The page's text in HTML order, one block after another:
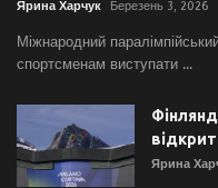
Ярина Харчук Березень 3, 2026
Міжнародний
спортсменам виступати ...
Ярина